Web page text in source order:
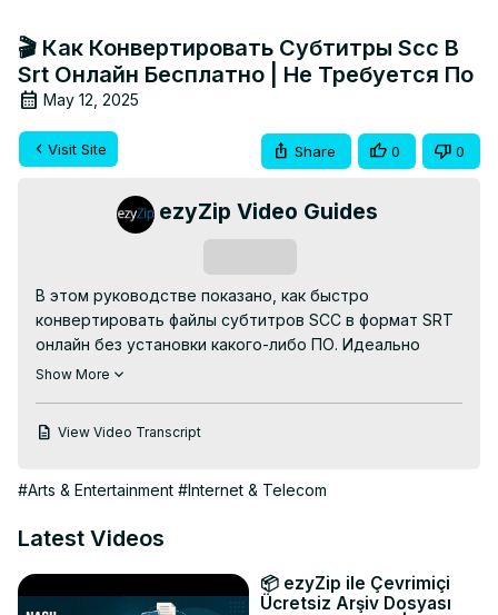
🎬 Как Конвертировать Субтитры Scc В
Srt Онлайн Бесплатно | Не Требуется По
May 12, 2025
Visit Site Share 0 0
ezyZip Video Guides
В этом руководстве показано, как быстро
конвертировать файлы субтитров SCC в формат SRT
онлайн без установки какого-либо ПО. Идеально
подходит для создателей видео, издателей
https://www.ezyzip.com/ru-scc-srt.html
1️⃣ Загрузите файл SCC — нажмите «Выбрать файл
2️⃣ Нажмите «Конвертировать в SRT» и дождитесь
3️⃣ Загрузите новый файл SRT, нажав «Сохранить файл
Show More
View Video Transcript
#Arts & Entertainment #Internet & Telecom
Latest Videos
📦 ezyZip ile Çevrimiçi
Ücretsiz Arşiv Dosyası